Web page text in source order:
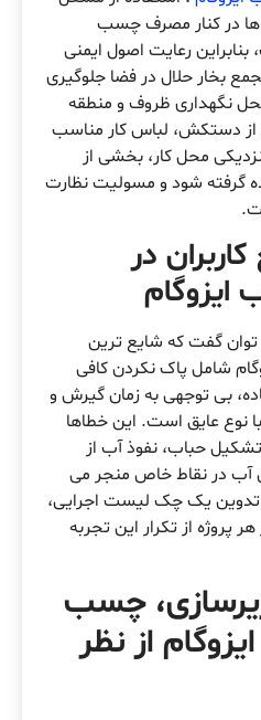
ها در کنار مصرف چسب
بنابراین رعایت اصول ایمنی
بخار حلال در فضا جلوگیری
نگهداری ظروف و منطقه
از دستکش، لباس کار مناسب
محل کار، بخشی از
گرفته شود و مسولیت نظارت
در
ایزوگام
گفت که شایع ترین
شامل پاک نکردن کافی
بی توجهی به زمان گیرش و
نوع عایق است. این خطاها
حباب، نفوذ آب از
در نقاط خاص منجر می
تدوین یک چک لیست اجرایی،
پروژه از تکرار این تجربه
چسب
از نظر